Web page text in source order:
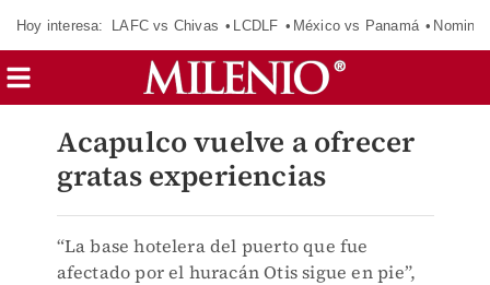
Hoy interesa: LAFC vs Chivas LCDLF México vs Panamá
Acapulco vuelve a ofrecer
gratas experiencias
“La base hotelera del puerto que fue
afectado por el huracán Otis sigue en pie”,